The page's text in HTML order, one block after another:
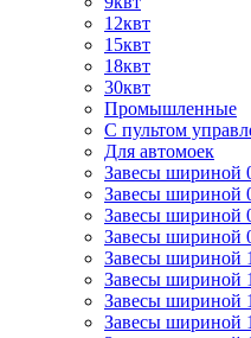
12квт
15квт
18квт
30квт
Промышленные
С пультом
Для автомоек
Завесы шириной
Завесы шириной
Завесы шириной
Завесы шириной
Завесы шириной
Завесы шириной
Завесы шириной
Завесы шириной